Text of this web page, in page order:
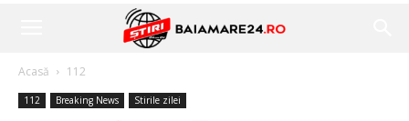
Acasă 112
112 Breaking News Stirile zilei